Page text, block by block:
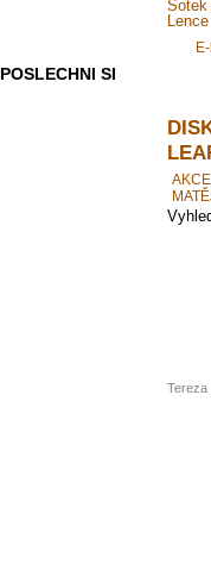
POSLECHNI SI
Šotek
Tereza